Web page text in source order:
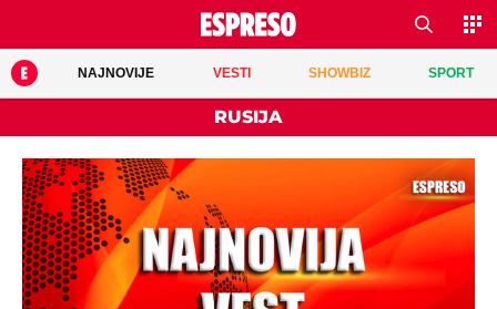
NAJNOVIJE VESTI SHOWBIZ SPORT
RUSIJA